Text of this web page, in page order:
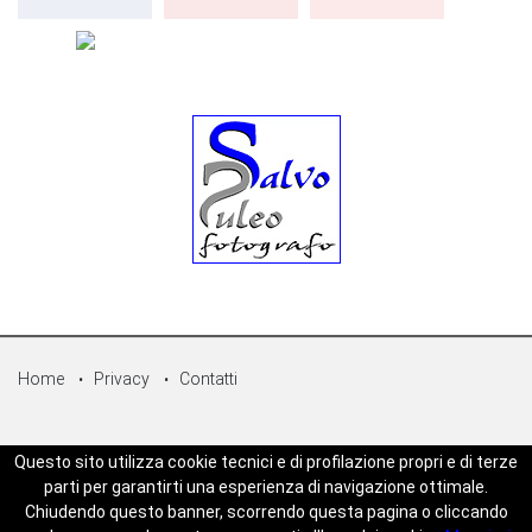
Home Privacy Contatti
© Copyright 2026 - Sicilpress Publisher soc.coop - P.Iva:
07050860829 - WEBSICILIANEWS è una testata registrata - Aut. del
tribunale di Palermo n.5 del 18/05/2023 - Direttore Responsabile
Questo sito utilizza cookie tecnici e di profilazione propri e di terze
parti per garantirti una esperienza di navigazione ottimale.
Chiudendo questo banner, scorrendo questa pagina o cliccando